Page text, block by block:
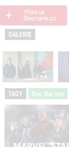
GALERIE
TAGY Ben Barnes